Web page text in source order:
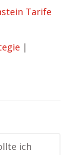
Tarife
|
ich